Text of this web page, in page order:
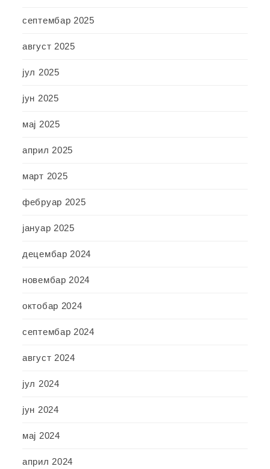
септембар 2025
август 2025
јул 2025
јун 2025
мај 2025
април 2025
март 2025
фебруар 2025
јануар 2025
децембар 2024
новембар 2024
октобар 2024
септембар 2024
август 2024
јул 2024
јун 2024
мај 2024
април 2024